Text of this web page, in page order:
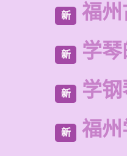
新 福
新 学
新 学
新 福